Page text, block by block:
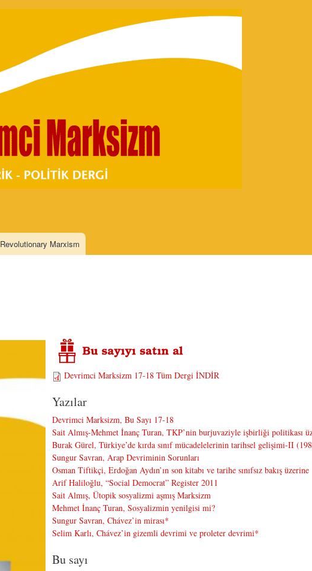
Skip to
Revolutionary Marxism
Devrimci Marksizm 17-18 Tüm Dergi İNDİR
Yazılar
Devrimci Marksizm, Bu Sayı 17-18
Sait Almış-Mehmet İnanç Turan, TKP’nin burjuvaziyle işbirliği politikası
Burak Gürel, Türkiye’de kırda sınıf mücadelelerinin tarihsel gelişimi-II
Sungur Savran, Arap Devriminin Sorunları
Osman Tiftikçi, Erdoğan Aydın’ın son kitabı ve tarihe sınıfsız bakış üzerine
Arif Haliloğlu, “Social Democrat” Register 2011
Sait Almış, Ütopik sosyalizmi aşmış Marksizm
Mehmet İnanç Turan, Sosyalizmin yenilgisi mi?
Sungur Savran, Chávez’in mirası*
Selim Karlı, Chávez’in gizemli devrimi ve proleter devrimi*
Bu sayı